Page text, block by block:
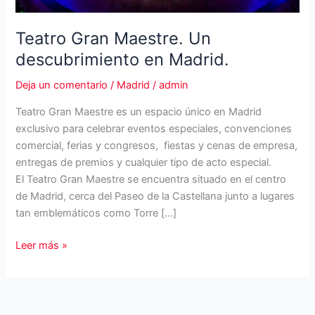
Teatro Gran Maestre. Un
descubrimiento en Madrid.
Deja un comentario / Madrid /admin
Teatro Gran Maestre es un espacio único en Madrid
exclusivo para celebrar eventos especiales, convenciones
comercial, ferias y congresos, fiestas y cenas de empresa,
entregas de premios y cualquier tipo de acto especial.
El Teatro Gran Maestre se encuentra situado en el centro
de Madrid, cerca del Paseo de la Castellana junto a lugares
tan emblemáticos como Torre […]
Teatro
Leer más »